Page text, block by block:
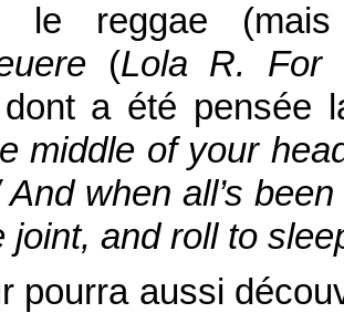
le reggae
(Lola R. For
dont a été pensée
middle of your
when all’s
joint, and roll to
pourra aussi